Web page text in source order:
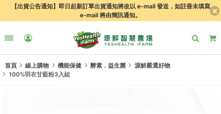
【出貨公告通知】即日起新訂單出貨通知將改以 e-mail 發送，如註冊未填寫
e-mail 將由簡訊通知。
首頁 線上購物 機能保健 酵素．益生菌
源鮮嚴選好物
100%羽衣甘藍粉3入組